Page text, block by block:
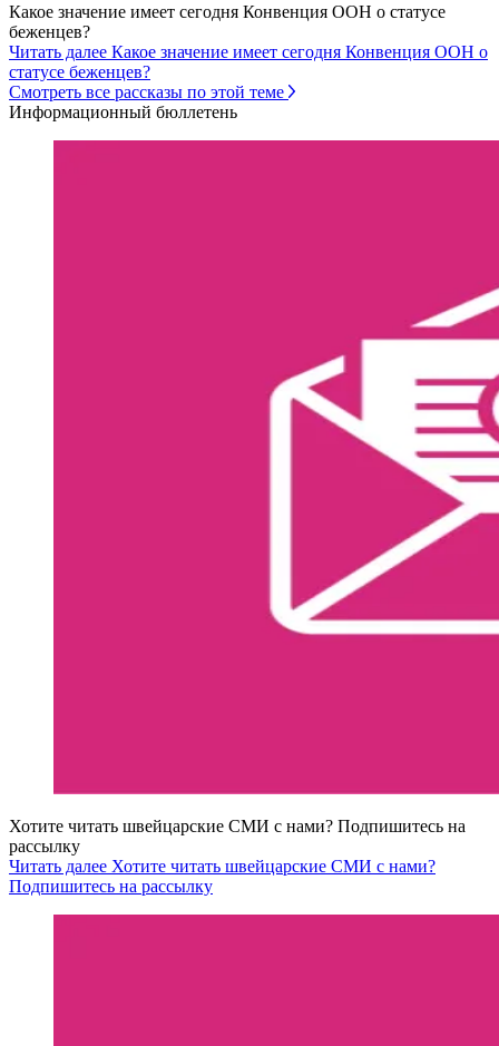
Какое значение имеет сегодня Конвенция ООН о статусе
беженцев?
Читать далее Какое значение имеет сегодня Конвенция ООН о
статусе беженцев?
Смотреть все рассказы по этой теме
Информационный бюллетень
Хотите читать швейцарские СМИ с нами? Подпишитесь на
рассылку
Читать далее Хотите читать швейцарские СМИ с нами?
Подпишитесь на рассылку